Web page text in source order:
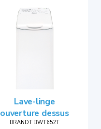
Lave-linge
ouverture dessus
BRANDT BWT652T